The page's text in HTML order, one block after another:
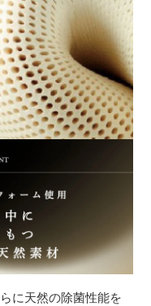
に天然の除菌性能を